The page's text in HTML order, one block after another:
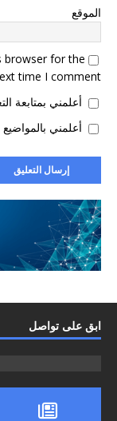
الموقع
browser for the
time I comment.
أعلمني بمتابعة
أعلمني
ابق على تواصل